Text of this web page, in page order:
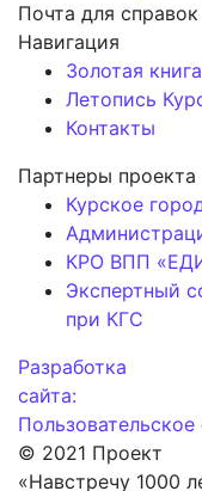
Почта для справок
Навигация
Золотая книга
Летопись
Контакты
Партнеры проекта
Курское
КРО ВПП
Экспертный
при КГС
Разработка
сайта:
© 2021 Проект
«Навстречу 1000